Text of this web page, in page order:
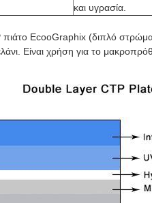
και υγρασία.
πιάτο EcooGraphix (διπλό
Είναι χρήση για το